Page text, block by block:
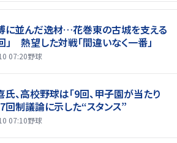
に並んだ逸材…花巻東の古城を支える
」 熱望した対戦「間違いなく一番」
07:20野球
、高校野球は「9回、甲子園が当たり
制議論に示した“スタンス”
07:10野球